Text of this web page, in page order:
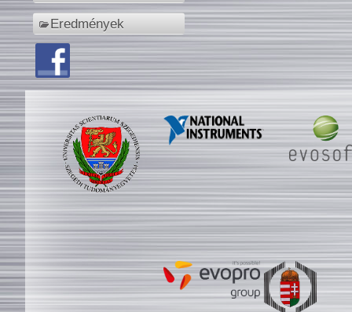
Eredmények